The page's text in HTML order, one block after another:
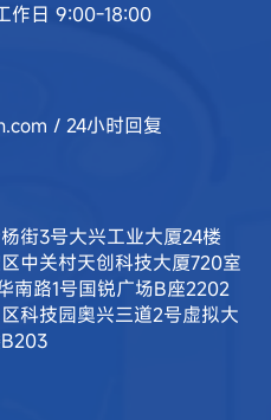
作日 9:00-18:00
/ 24小时回复
街3号大兴工业大厦24楼
中关村天创科技大厦720室
南路1号国锐广场B座2202
科技园奥兴三道2号虚拟大